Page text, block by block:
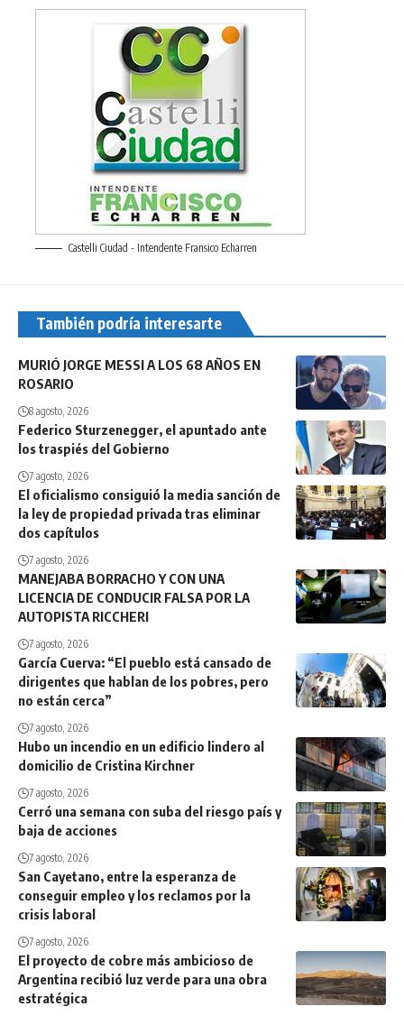
Castelli Ciudad - Intendente Fransico Echarren
También podría interesarte
MURIÓ JORGE MESSI A LOS 68 AÑOS EN
ROSARIO
8 agosto, 2026
Federico Sturzenegger, el apuntado ante
los traspiés del Gobierno
7 agosto, 2026
El oficialismo consiguió la media sanción de
la ley de propiedad privada tras eliminar
dos capítulos
7 agosto, 2026
MANEJABA BORRACHO Y CON UNA
LICENCIA DE CONDUCIR FALSA POR LA
AUTOPISTA RICCHERI
7 agosto, 2026
García Cuerva: “El pueblo está cansado de
dirigentes que hablan de los pobres, pero
no están cerca”
7 agosto, 2026
Hubo un incendio en un edificio lindero al
domicilio de Cristina Kirchner
7 agosto, 2026
Cerró una semana con suba del riesgo país y
baja de acciones
7 agosto, 2026
San Cayetano, entre la esperanza de
conseguir empleo y los reclamos por la
crisis laboral
7 agosto, 2026
El proyecto de cobre más ambicioso de
Argentina recibió luz verde para una obra
estratégica